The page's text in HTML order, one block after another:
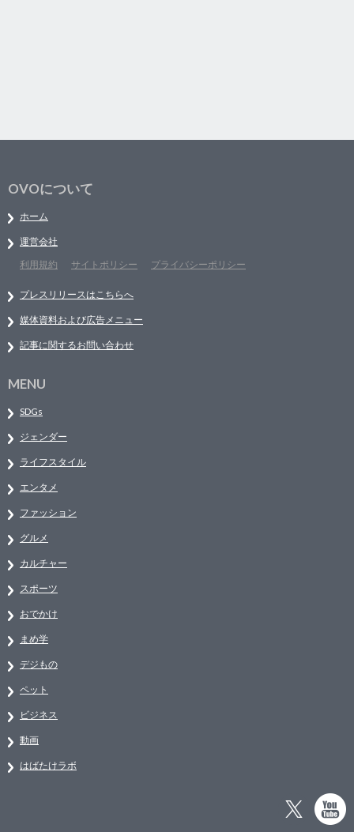
OVOについて
ホーム
運営会社
利用規約
サイトポリシー プライバシーポリシー
プレスリリースはこちらへ
媒体資料および広告メニュー
記事に関するお問い合わせ
MENU
SDGs
ジェンダー
ライフスタイル
エンタメ
ファッション
グルメ
カルチャー
スポーツ
おでかけ
まめ学
デジもの
ペット
ビジネス
動画
はばたけラボ